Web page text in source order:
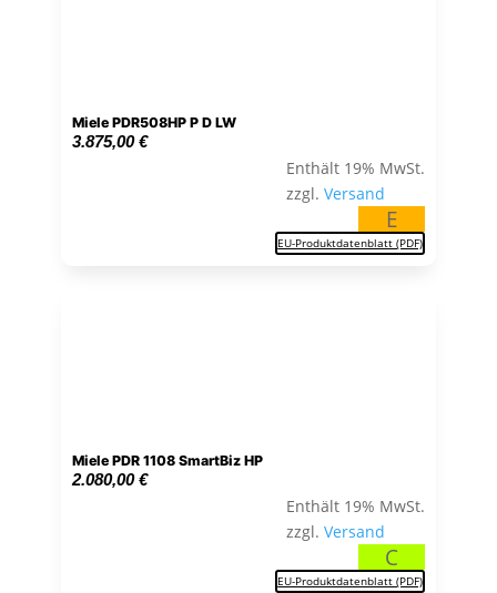
Miele PDR508HP P D LW
3.875,00€
Enthält 19% MwSt.
zzgl.Versand
E
EU-Produktdatenblatt (PDF)
Miele PDR 1108 SmartBiz HP
2.080,00€
Enthält 19% MwSt.
zzgl.Versand
C
EU-Produktdatenblatt (PDF)